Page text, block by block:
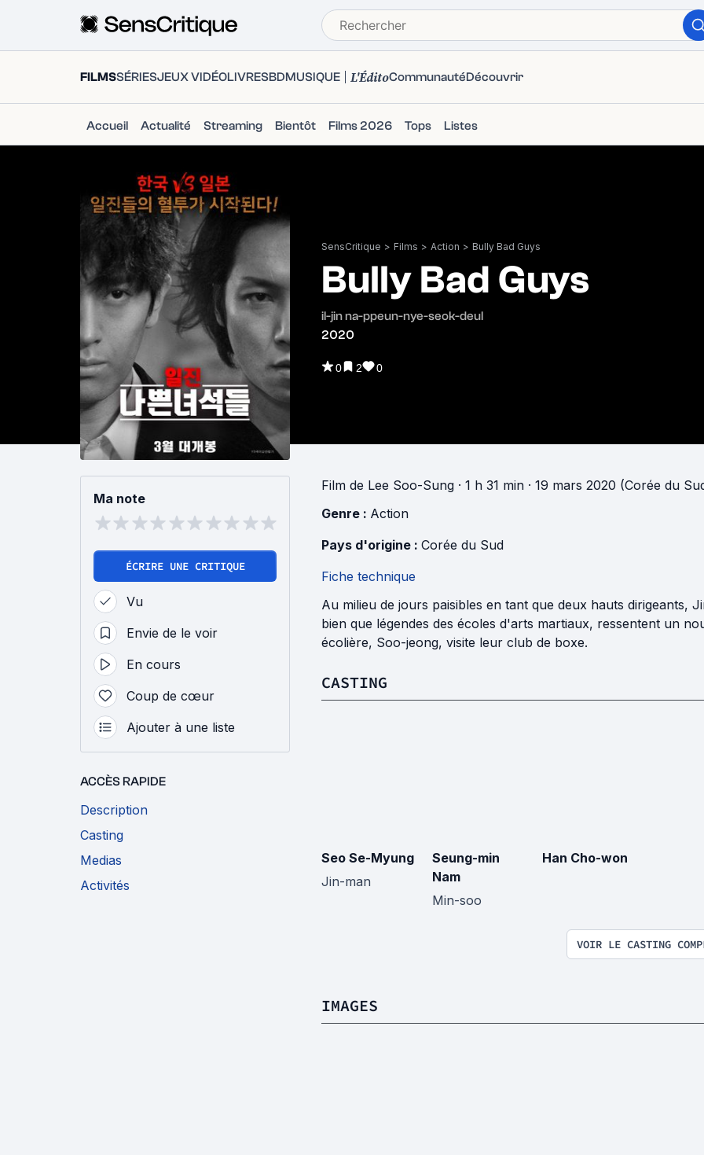
FILMSSÉRIESJEUX VIDÉOLIVRESBDMUSIQUE L'ÉditoCommunautéDécouvrir
Accueil Actualité Streaming Bientôt Films 2026 Tops Listes
SensCritique > Films > Action > Bully Bad Guys
Bully Bad Guys
il-jin na-ppeun-nye-seok-deul
2020
0 2 0
Ma note
ÉCRIRE UNE CRITIQUE
Vu
Envie de le voir
En cours
Coup de cœur
Ajouter à une liste
ACCÈS RAPIDE
Description
Casting
Medias
Activités
Film de Lee Soo-Sung · 1 h 31 min · 19 mars 2020 (Corée du
Genre : Action
Pays d'origine : Corée du Sud
Fiche technique
Au milieu de jours paisibles en tant que deux hauts
bien que légendes des écoles d'arts martiaux, ressentent un
écolière, Soo-jeong, visite leur club de boxe.
CASTING
Seo Se-Myung
Jin-man
Seung-min
Nam
Min-soo
Han Cho-won
VOIR LE CASTING
IMAGES